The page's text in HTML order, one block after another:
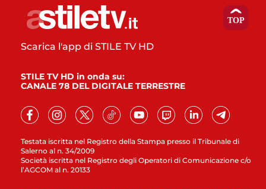
Testata iscritta nel Registro della Stampa presso il Tribunale di
Salerno al n. 34/2009
Società iscritta nel Registro degli Operatori di Comunicazione c/o
l’AGCOM al n. 20133
Scarica l'app di STILE TV HD
STILE TV HD in onda su:
CANALE 78 DEL DIGITALE TERRESTRE